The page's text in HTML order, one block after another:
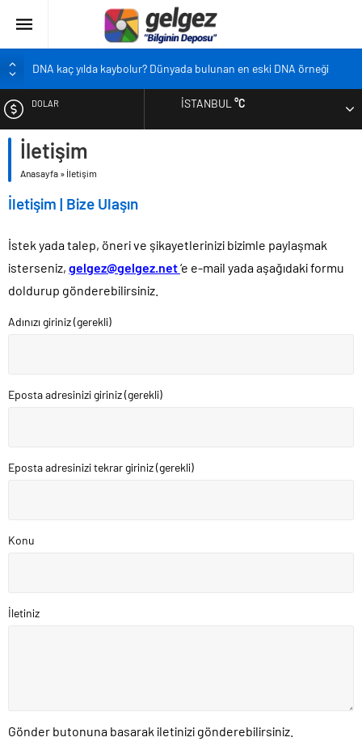
DNA kaç yılda kaybolur? Dünyada bulunan en eski DNA örneği
Pandemi bebekleri neden diğer bebeklerden farklı?
Siyah çay içmek ölüm riskini azaltıyor
Çocukların boyu artık önceden belirlenebilecek
DOLAR
EURO
İSTANBUL°C
İletişim
Anasayfa » İletişim
İletişim | Bize Ulaşın
İstek yada talep, öneri ve şikayetlerinizi bizimle paylaşmak
isterseniz, gelgez@gelgez.net‘e e-mail yada aşağıdaki formu
doldurup gönderebilirsiniz.
Adınızı giriniz (gerekli)
Eposta adresinizi giriniz (gerekli)
Eposta adresinizi tekrar giriniz (gerekli)
Konu
İletiniz
Gönder butonuna basarak iletinizi gönderebilirsiniz.